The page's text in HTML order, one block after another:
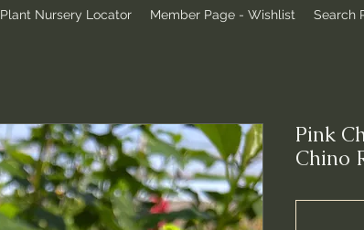
Plant Nursery Locator Member Page - Wishlist Search
Pink
Chino